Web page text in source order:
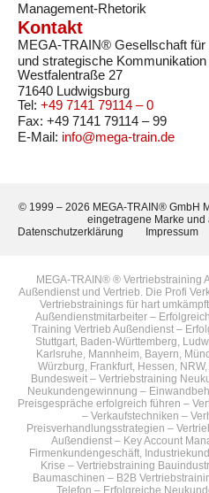
Management-Rhetorik
Kontakt
MEGA-TRAIN® Gesellschaft
und strategische
Westfalentraße 27
71640 Ludwigsburg
Tel: +49 7141 79114 – 0
Fax: +49 7141 79114 – 99
E-Mail: info@mega-train.de
© 1999 – 2026 MEGA-TRAIN® GmbH
eingetragene Marke und
Datenschutzerklärung
Impressum
MEGA-TRAIN® ® Vertriebstraining
Außendienst und Vertrieb. Die Profi
Vertriebstrainings für hart
Außendienstmitarbeiter –
Training Vertrieb Außendienst –
Stuttgart, Baden-Württemberg,
Karlsruhe, Mannheim, Bayern,
Würzburg, Frankfurt, Hessen,
Bundesweit – Vertriebstraining
Neukundengewinnung –
Preisgespräche erfolgreich führen –
– Verkaufstechniken –
Preisverhandlungsstrategien –
Außendienst – Key Account
Firmenkundengeschäft,
Krise – Vertriebstraining
Baumaschinen – B2B
Telefon – Erfolgreiche